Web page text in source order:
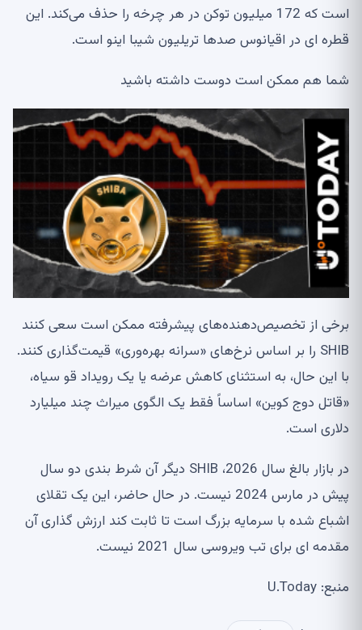
است که 172 میلیون توکن در هر چرخه را حذف می‌کند. این
قطره ای در اقیانوس صدها تریلیون شیبا اینو است.
شما هم ممکن است دوست داشته باشید
برخی از تخصیص‌دهنده‌های پیشرفته ممکن است سعی کنند
SHIB را بر اساس نرخ‌های «سرانه بهره‌وری» قیمت‌گذاری کنند.
با این حال، به استثنای کاهش عرضه یا یک رویداد قو سیاه،
«قاتل دوج کوین» اساساً فقط یک الگوی میراث چند میلیارد
دلاری است.
در بازار بالغ سال 2026، SHIB دیگر آن شرط بندی دو سال
پیش در مارس 2024 نیست. در حال حاضر، این یک تقلای
اشباع شده با سرمایه بزرگ است تا ثابت کند ارزش گذاری آن
مقدمه ای برای تب ویروسی سال 2021 نیست.
منبع: U.Today